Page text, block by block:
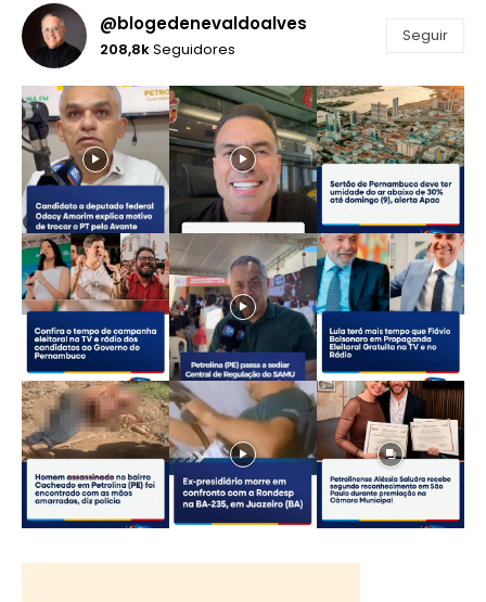
@blogedenevaldoalves
208,8kSeguidores
Seguir